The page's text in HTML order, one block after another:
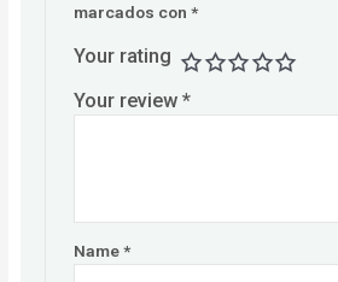
marcados con*
Your rating
Your review*
Name*